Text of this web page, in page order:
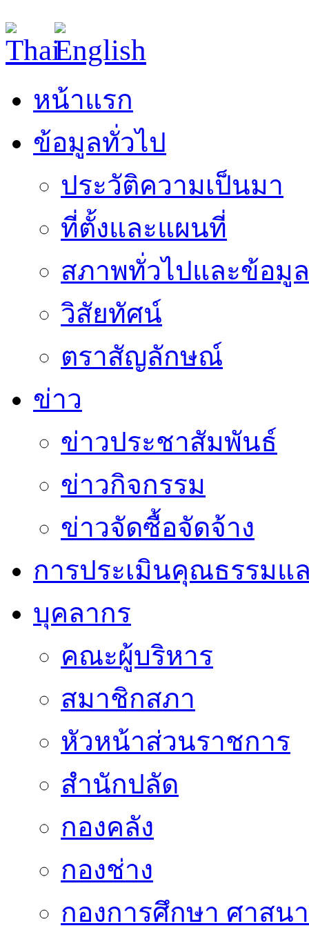
หน้าแรก
ข้อมูลทั่วไป
ประวัติความเป็นมา
ที่ตั้งและแผนที่
สภาพทั่วไปและข้อมู
วิสัยทัศน์
ตราสัญลักษณ์
ข่าว
ข่าวประชาสัมพันธ์
ข่าวกิจกรรม
ข่าวจัดซื้อจัดจ้าง
การประเมินคุณธรรมแ
บุคลากร
คณะผู้บริหาร
สมาชิกสภา
หัวหน้าส่วนราชการ
สำนักปลัด
กองคลัง
กองช่าง
กองการศึกษา ศาสน